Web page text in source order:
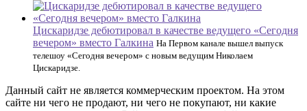
Цискаридзе дебютировал в качестве ведущего «Сегодня
вечером» вместо Галкина На Первом канале вышел выпуск
телешоу «Сегодня вечером» с новым ведущим Николаем
Цискаридзе.
Данный сайт не является коммерческим проектом. На этом
сайте ни чего не продают, ни чего не покупают, ни какие